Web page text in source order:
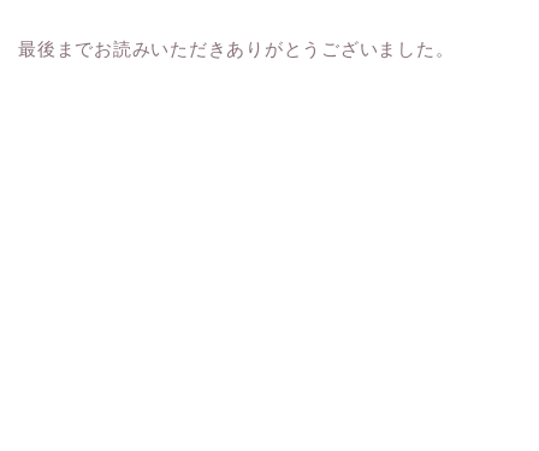
最後までお読みいただきありがとうございました。